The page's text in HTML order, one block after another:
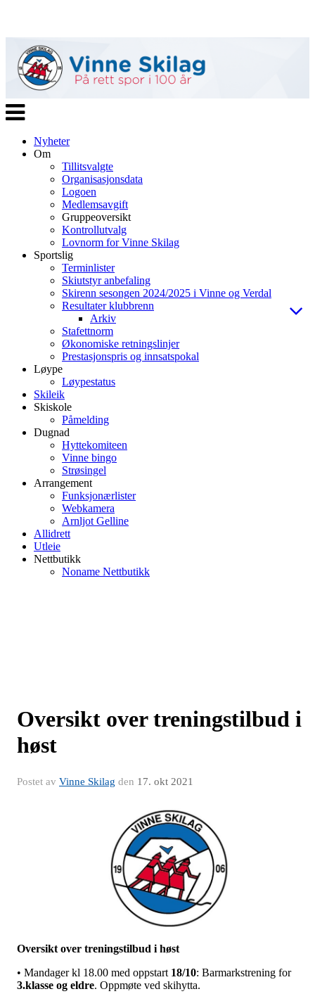
Veksle
navigasjon
Nyheter
Om
Tillitsvalgte
Organisasjonsdata
Logoen
Medlemsavgift
Gruppeoversikt
Kontrollutvalg
Lovnorm for Vinne Skilag
Sportslig
Terminlister
Skiutstyr anbefaling
Skirenn sesongen 2024/2025 i Vinne og Verdal
Resultater klubbrenn
Arkiv
Stafettnorm
Økonomiske retningslinjer
Prestasjonspris og innsatspokal
Løype
Løypestatus
Skileik
Skiskole
Påmelding
Dugnad
Hyttekomiteen
Vinne bingo
Strøsingel
Arrangement
Funksjonærlister
Webkamera
Arnljot Gelline
Allidrett
Utleie
Nettbutikk
Noname Nettbutikk
Oversikt over treningstilbud i
høst
Postet av Vinne Skilag den 17. okt 2021
Oversikt over treningstilbud i høst
• Mandager kl 18.00 med oppstart 18/10: Barmarkstrening for
3.klasse og eldre. Oppmøte ved skihytta.